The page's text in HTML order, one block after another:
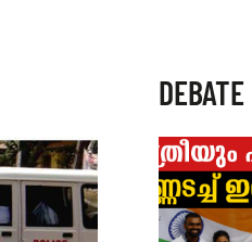
DEBATE